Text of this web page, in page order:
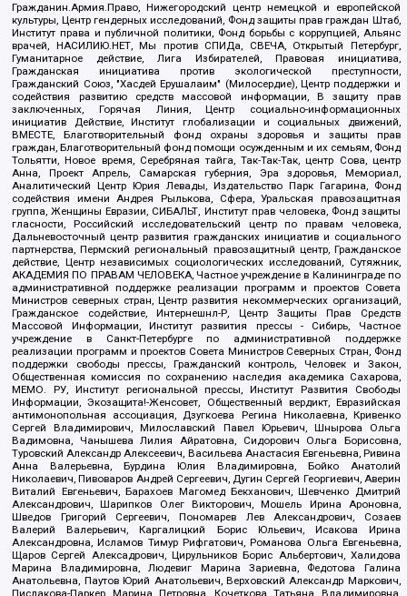
Гражданин.Армия.Право, Нижегородский центр немецкой и европейской
культуры, Центр гендерных исследований, Фонд защиты прав граждан Штаб,
Институт права и публичной политики, Фонд борьбы с коррупцией, Альянс
врачей, НАСИЛИЮ.НЕТ, Мы против СПИДа, СВЕЧА, Открытый Петербург,
Гуманитарное действие, Лига Избирателей, Правовая инициатива,
Гражданская инициатива против экологической преступности,
Гражданский Союз, "Хасдей Ерушалаим" (Милосердие), Центр поддержки и
содействия развитию средств массовой информации, В защиту прав
заключенных, Горячая Линия, Центр социально-информационных
инициатив Действие, Институт глобализации и социальных движений,
ВМЕСТЕ, Благотворительный фонд охраны здоровья и защиты прав
граждан, Благотворительный фонд помощи осужденным и их семьям, Фонд
Тольятти, Новое время, Серебряная тайга, Так-Так-Так, центр Сова, центр
Анна, Проект Апрель, Самарская губерния, Эра здоровья, Мемориал,
Аналитический Центр Юрия Левады, Издательство Парк Гагарина, Фонд
содействия имени Андрея Рылькова, Сфера, Уральская правозащитная
группа, Женщины Евразии, СИБАЛЬТ, Институт прав человека, Фонд защиты
гласности, Российский исследовательский центр по правам человека,
Дальневосточный центр развития гражданских инициатив и социального
партнерства, Пермский региональный правозащитный центр, Гражданское
действие, Центр независимых социологических исследований, Сутяжник,
АКАДЕМИЯ ПО ПРАВАМ ЧЕЛОВЕКА, Частное учреждение в Калининграде по
административной поддержке реализации программ и проектов Совета
Министров северных стран, Центр развития некоммерческих организаций,
Гражданское содействие, Интернешнл-Р, Центр Защиты Прав Средств
Массовой Информации, Институт развития прессы - Сибирь, Частное
учреждение в Санкт-Петербурге по административной поддержке
реализации программ и проектов Совета Министров Северных Стран, Фонд
поддержки свободы прессы, Гражданский контроль, Человек и Закон,
Общественная комиссия по сохранению наследия академика Сахарова,
МЕМО. РУ, Институт региональной прессы, Институт Развития Свободы
Информации, Экозащита!-Женсовет, Общественный вердикт, Евразийская
антимонопольная ассоциация, Дзугкоева Регина Николаевна, Кривенко
Сергей Владимирович, Милославский Павел Юрьевич, Шнырова Ольга
Вадимовна, Чанышева Лилия Айратовна, Сидорович Ольга Борисовна,
Туровский Александр Алексеевич, Васильева Анастасия Евгеньевна, Ривина
Анна Валерьевна, Бурдина Юлия Владимировна, Бойко Анатолий
Николаевич, Пивоваров Андрей Сергеевич, Дугин Сергей Георгиевич, Аверин
Виталий Евгеньевич, Барахоев Магомед Бекханович, Шевченко Дмитрий
Александрович, Шарипков Олег Викторович, Мошель Ирина Ароновна,
Шведов Григорий Сергеевич, Пономарев Лев Александрович, Созаев
Валерий Валерьевич, Каргалицкий Борис Юльевич, Исакова Ирина
Александровна, Исламов Тимур Рифгатович, Романова Ольга Евгеньевна,
Щаров Сергей Алексадрович, Цирульников Борис Альбертович, Халидова
Марина Владимировна, Людевиг Марина Зариевна, Федотова Галина
Анатольевна, Паутов Юрий Анатольевич, Верховский Александр Маркович,